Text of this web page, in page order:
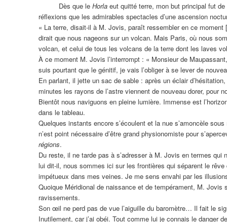
Dès que le Horla eut quitté terre, mon but principal fut
réﬂexions que les admirables spectacles d’une ascension
« La terre, disait-il à M. Jovis, paraît ressembler en ce moment
dirait que nous nageons sur un volcan. Mais Paris, où nous
volcan, et celui de tous les volcans de la terre dont les laves
À ce moment M. Jovis l’interrompt : « Monsieur de
suis pourtant que le génitif, je vais l’obliger à se lever de
En parlant, il jette un sac de sable : après un éclair
minutes les rayons de l’astre viennent de nouveau dorer, pour
Bientôt nous naviguons en pleine lumière. Immense est
dans le tableau.
Quelques instants encore s’écoulent et la nue s’amoncèle
n’est point nécessaire d’être grand physionomiste pour
régions.
Du reste, il ne tarde pas à s’adresser à M. Jovis en termes
lui dit-il, nous sommes ici sur les frontières qui séparent le
impétueux dans mes veines. Je me sens envahi par les
Quoique Méridional de naissance et de tempérament, M.
ravissements.
Son œil ne perd pas de vue l’aiguille du baromètre… Il fait le
Inutilement, car j’ai obéi. Tout comme lui je connais le danger